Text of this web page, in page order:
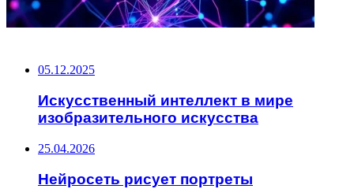
05.12.2025
Искусственный интеллект в мире
изобразительного искусства
25.04.2026
Нейросеть рисует портреты